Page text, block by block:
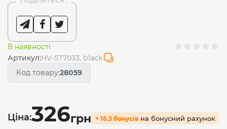
В наявності
Артикул:HV-ST7033, black
Код товару:28059
Ціна:326грн + 16.3 бонусів на бонусний рахунок